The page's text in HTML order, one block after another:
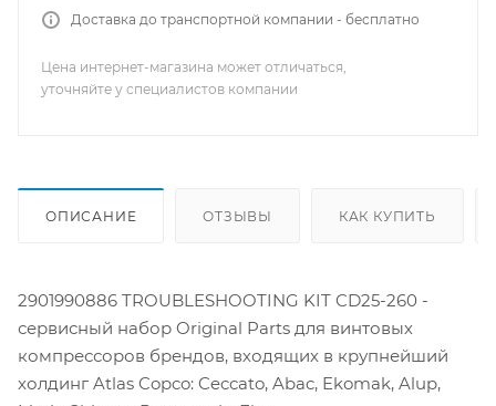
Доставка до транспортной компании - бесплатно
Цена интернет-магазина может отличаться,
уточняйте у специалистов компании
ОПИСАНИЕ ОТЗЫВЫ КАК КУПИТЬ
2901990886 TROUBLESHOOTING KIT CD25-260 -
сервисный набор Original Parts для винтовых
компрессоров брендов, входящих в крупнейший
холдинг Atlas Copco: Ceccato, Abac, Ekomak, Alup,